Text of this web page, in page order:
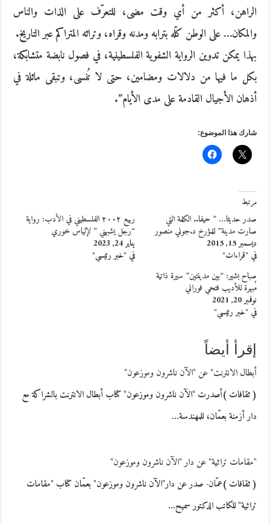
الراهن، أكثر من أي وقت مضى، للتعرّف على الذات والناس
والمكان… على الوطن كلّه بترابه ومدنه وقراه، وتراثه المتراكم عبر التاريخ.
بهذا يمكن تدوين الرواية الشفوية الفلسطينية، في فصول نابضة متشابكة،
بكل ما فيها من دلالات ومضامين، حتى لا تُنسى، وتبقى ماثلة في
أذهان الأجيال القادمة على مدى الأيام”.
شارك هذا الموضوع:
مرتبط
صدر حديثا… ” حيفا.. الكلمة التي
صارت مدينة” للمؤرخ د.جوني منصور
ديسمبر 15, 2015
في "قراءات"
ربيع ٢٠٠٢ الفلسطيني في الأدب: رواية
“رجل يشبهني ” لإلياس خوري
يناير 24, 2023
في "خبر رئيسي"
صباح بشير: “بين مدينتين” سيرة ذاتية
مُبهرة للأديب فتحي فوراني
نوفمبر 20, 2021
في "خبر رئيسي"
إقرأ أيضاً
أبطال الانترنت" عن "الآن ناشرون وموزعون"
( ثقافات )أصدرت "الآن ناشرون وموزعون" كتاب أبطال الانترنت بالشراكة مع
دار أزمنة بعمّان، للمهندسة…
"مقامات تراثية" عن دار "الآن ناشرون وموزعون"
( ثقافات )عمّان- صدر عن دار"الآن ناشرون وموزعون" بعمّان كتاب "مقامات
تراثية" للكاتب الدكتور سميح…